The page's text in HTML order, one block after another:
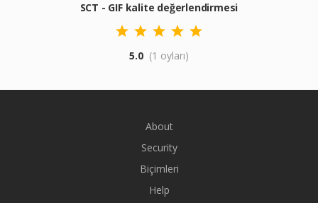
SCT - GIF kalite değerlendirmesi
5.0 (1 oyları)
About
Security
Biçimleri
Help